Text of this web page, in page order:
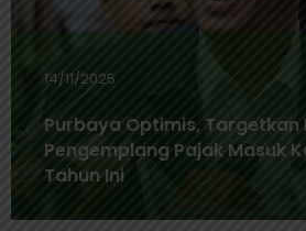
14/11/2025
Purbaya Optimis, Targetkan
Pengemplang Pajak Masuk
Tahun Ini